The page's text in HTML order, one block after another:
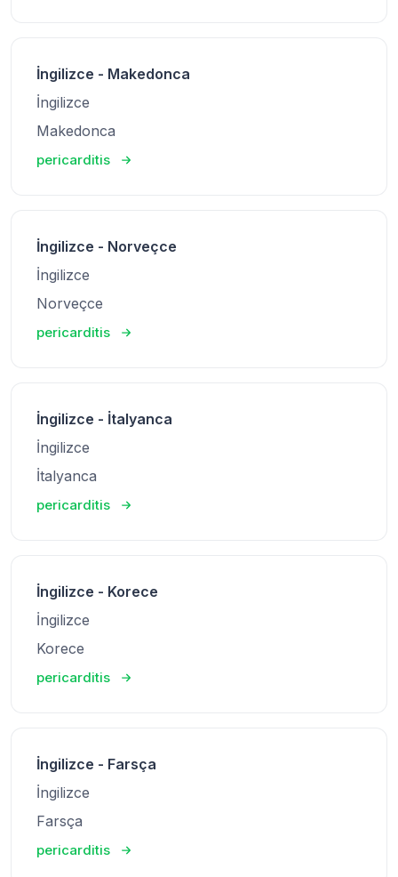
İngilizce - Makedonca
İngilizce
Makedonca
pericarditis
İngilizce - Norveçce
İngilizce
Norveçce
pericarditis
İngilizce - İtalyanca
İngilizce
İtalyanca
pericarditis
İngilizce - Korece
İngilizce
Korece
pericarditis
İngilizce - Farsça
İngilizce
Farsça
pericarditis